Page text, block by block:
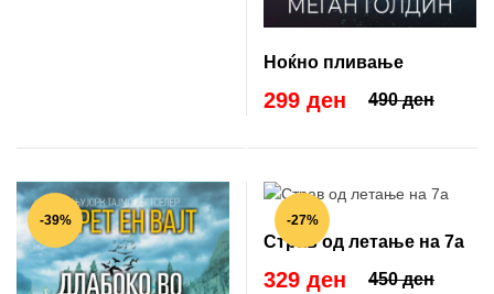
Ноќно пливање
490 ден
299 ден
-39% -27%
Страв од летање на 7а
450 ден
329 ден